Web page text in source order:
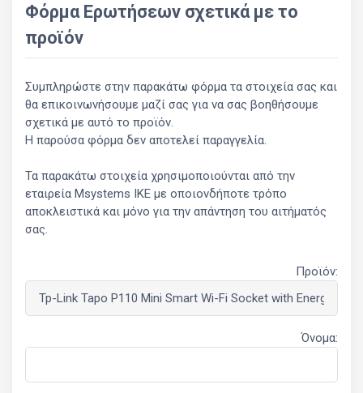
Φόρμα Ερωτήσεων σχετικά με το
προϊόν
Συμπληρώστε στην παρακάτω φόρμα τα στοιχεία σας και
θα επικοινωνήσουμε μαζί σας για να σας βοηθήσουμε
σχετικά με αυτό το προϊόν.
Η παρούσα φόρμα δεν αποτελεί παραγγελία.
Τα παρακάτω στοιχεία χρησιμοποιούνται από την
εταιρεία Msystems ΙΚΕ με οποιονδήποτε τρόπο
αποκλειστικά και μόνο για την απάντηση του αιτήματός
σας.
Προϊόν:
Όνομα: